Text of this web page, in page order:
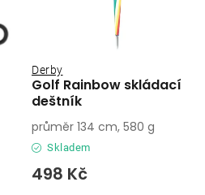
t
ů
Golf Rainbow skládací
deštník
Derby
Skladem
498 Kč
průměr 134 cm, 580 g